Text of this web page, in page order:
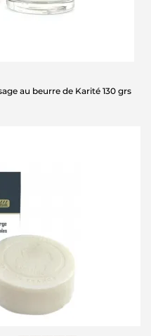
au beurre de Karité 130 grs